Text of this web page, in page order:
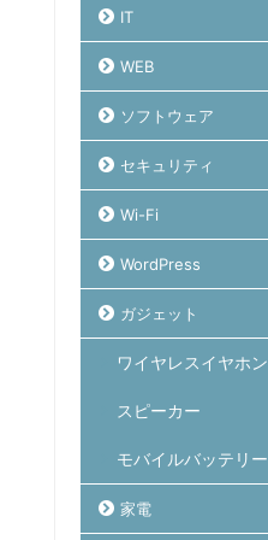
IT
WEB
ソフトウェア
セキュリティ
Wi-Fi
WordPress
ガジェット
ワイヤレスイヤホン
スピーカー
モバイルバッテリー
家電